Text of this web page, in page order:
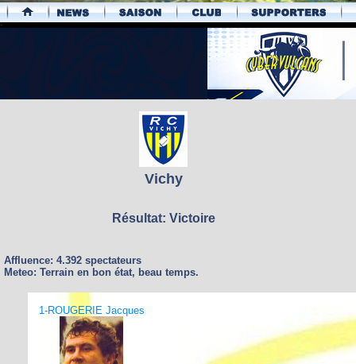
.
Vichy
Résultat: Victoire
Affluence: 4.392 spectateurs
Meteo: Terrain en bon état, beau temps.
1-ROUGERIE Jacques